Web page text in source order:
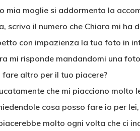
mia moglie si addormenta la
scrivo il numero che Chiara mi ha
con impazienza la tua foto in
mi risponde mandandomi una
altro per il tuo piacere?
che mi piacciono molto
cosa posso fare io per lei,
molto ogni volta che ci